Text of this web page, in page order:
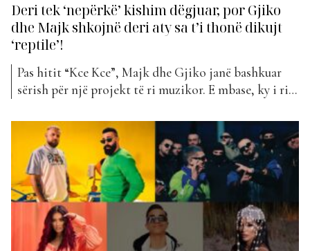
Deri tek ‘nepërkë’ kishim dëgjuar, por Gjiko
dhe Majk shkojnë deri aty sa t’i thonë dikujt
‘reptile’!
Pas hitit “Kce Kce”, Majk dhe Gjiko janë bashkuar
sërish për një projekt të ri muzikor. E mbase, ky i riu
kanë ardhur me këngën “Reptile” që ka hyrë këtë javë
në klasifikimin e “The Top List”. Një titull...